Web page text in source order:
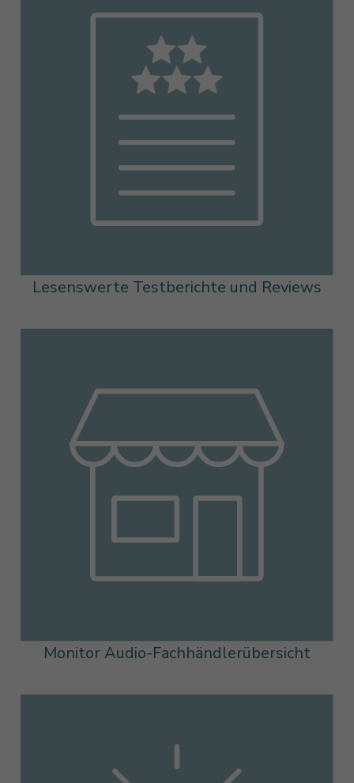
Lesenswerte Testberichte und Reviews
Monitor Audio-Fachhändlerübersicht